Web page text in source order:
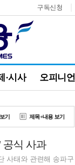
구독신청
·시사 오피니언
기 제목+내용 보기
공식 사과
사태와 관련해 송파구